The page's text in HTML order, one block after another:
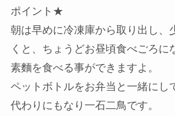
ポイント★
朝は早めに冷凍庫から取り出し、
くと、ちょうどお昼頃食べごろに
素麵を食べる事ができますよ。
ペットボトルをお弁当と一緒にし
代わりにもなり一石二鳥です。